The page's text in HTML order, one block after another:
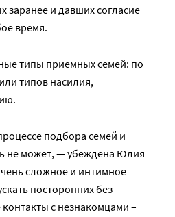
заранее и давших согласие
время.
типы приемных семей: по
типов насилия,
подбора семей и
не может, — убеждена Юлия
сложное и интимное
посторонних без
с незнакомцами –